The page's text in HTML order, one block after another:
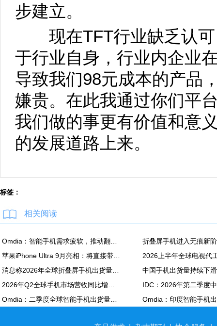
步建立。
现在TFT行业缺乏认可
于行业自身，行业内企业
导致我们98元成本的产品
嫌贵。在此我通过你们平
我们做的事更有价值和意
的发展道路上来。
标签：
相关阅读